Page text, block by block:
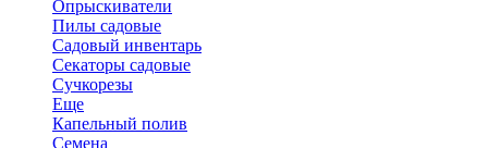
Опрыскиватели
Пилы садовые
Садовый инвентарь
Секаторы садовые
Сучкорезы
Еще
Капельный полив
Семена